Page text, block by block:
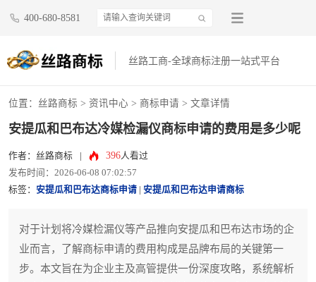
400-680-8581
丝路工商-全球商标注册一站式平台
位置： 丝路商标 > 资讯中心 > 商标申请 > 文章详情
安提瓜和巴布达冷媒检漏仪商标申请的费用是多少呢
作者：丝路商标 396人看过
发布时间：2026-06-08 07:02:57
标签： 安提瓜和巴布达商标申请 安提瓜和巴布达申请商标
对于计划将冷媒检漏仪等产品推向安提瓜和巴布达市场的企
业而言，了解商标申请的费用构成是品牌布局的关键第一
步。本文旨在为企业主及高管提供一份深度攻略，系统解析